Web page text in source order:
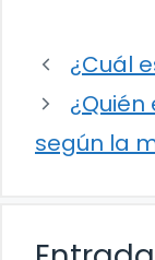
¿Cuál
según la